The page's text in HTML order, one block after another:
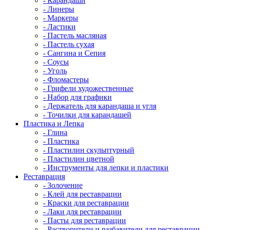
- Линеры
- Маркеры
- Ластики
- Пастель масляная
- Пастель сухая
- Сангина и Сепия
- Соусы
- Уголь
- Фломастеры
- Грифели художественные
- Набор для графики
- Держатель для карандаша и угля
- Точилки для карандашей
Пластика и Лепка
- Глина
- Пластика
- Пластилин скульптурный
- Пластилин цветной
- Инструменты для лепки и пластики
Реставрация
- Золочение
- Клей для реставрации
- Краски для реставрации
- Лаки для реставрации
- Пасты для реставрации